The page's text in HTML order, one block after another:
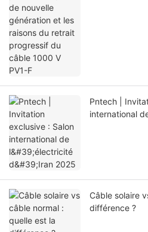
Pntech |
international
Câble solaire
différence ?